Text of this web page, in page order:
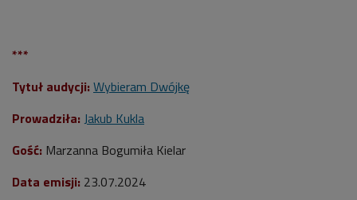
***
Tytuł audycji: Wybieram Dwójkę
Prowadziła: Jakub Kukla
Gość: Marzanna Bogumiła Kielar
Data emisji: 23.07.2024